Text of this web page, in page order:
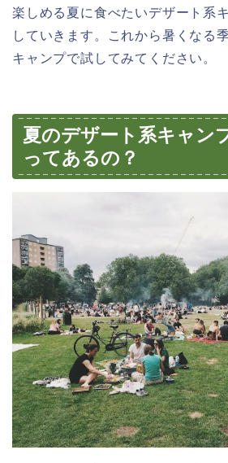
楽しめる夏に食べたいデザート系
していきます。これから暑くなる
キャンプで試してみてください。
夏のデザート系キャン
ってあるの？